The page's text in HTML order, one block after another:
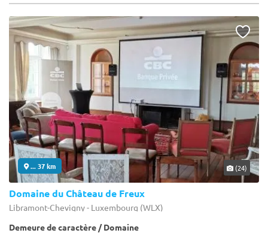
... 37 km (24)
Domaine du Château de Freux
Libramont-Chevigny - Luxembourg (WLX)
Demeure de caractère / Domaine